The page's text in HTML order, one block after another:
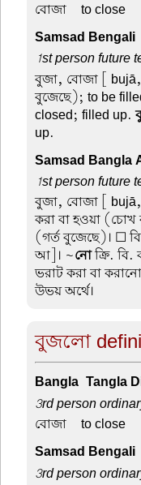
বোজা –to close
Samsad
1st person future
বুজা, বোজা [
বুজেছে); to be
closed; filled up.
up.
Samsad Bangla
1st person future
বুজা, বোজা [
করা বা হওয়া
(গর্ত বুজেছে)। ☐
আ]। ~নোক্রি. বি.
ভরাট করা বা
উভয় অর্থে।
বুজলো
Bangla-Tangla
3rd person
বোজা –to close
Samsad
3rd person